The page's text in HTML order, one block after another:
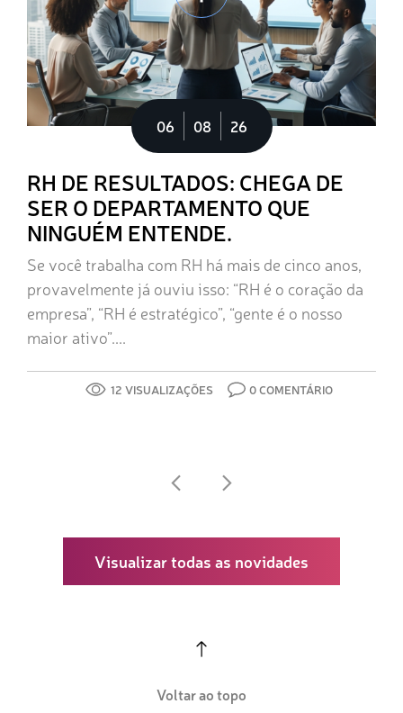
06 08 26
RH DE RESULTADOS: CHEGA DE
SER O DEPARTAMENTO QUE
NINGUÉM ENTENDE.
Se você trabalha com RH há mais de cinco anos,
provavelmente já ouviu isso: “RH é o coração da
empresa”, “RH é estratégico”, “gente é o nosso
maior ativo”....
12 VISUALIZAÇÕES 0 COMENTÁRIO
Visualizar todas as novidades
Voltar ao topo